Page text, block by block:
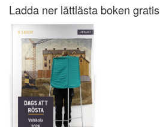
Ladda ner lättlästa boken gratis